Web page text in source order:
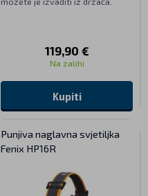
119,90 €
Na zalihi
Kupiti
Punjiva naglavna svjetiljka
Fenix HP16R